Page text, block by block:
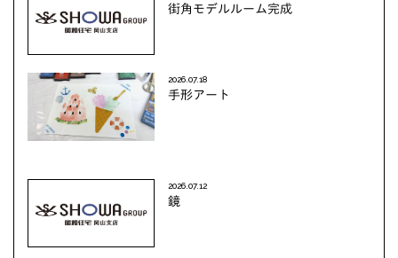
街角モデルルーム完成
2026.07.18
手形アート
2026.07.12
鏡